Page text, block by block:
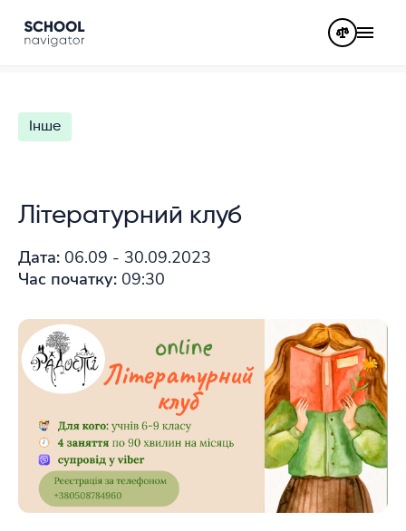
Інше
Літературний клуб
Дата: 06.09 - 30.09.2023
Час початку: 09:30